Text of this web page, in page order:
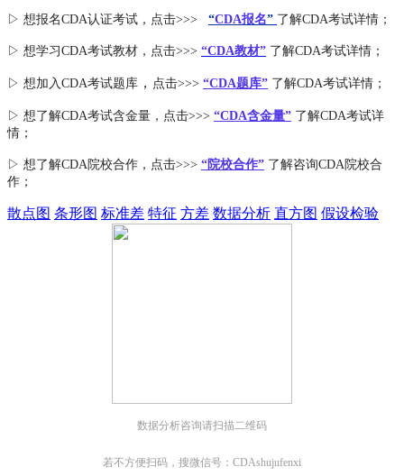
▷ 想报名CDA认证考试，点击>>> “CDA报名” 了解CDA考试详情；
▷ 想学习CDA考试教材，点击>>> “CDA教材” 了解CDA考试详情；
▷ 想加入CDA考试题库 ， 点击>>> “CDA题库” 了解CDA考试详情；
▷ 想了解CDA考试含金量 ，点击>>> “CDA含金量” 了解CDA考试详
情；
▷ 想了解CDA院校合作 ，点击>>> “院校合作” 了解咨询CDA院校合
作；
散点图 条形图 标准差 特征 方差 数据分析 直方图 假设检验
数据分析咨询请扫描二维码
若不方便扫码，搜微信号：CDAshujufenxi